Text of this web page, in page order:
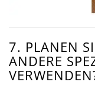
7. PLANEN
ANDERE